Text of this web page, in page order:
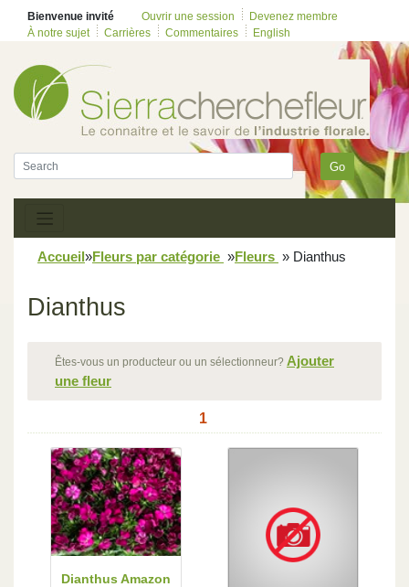
Bienvenue invité Ouvrir une session
Devenez membre
À notre sujet
Carrières Commentaires English
Go
Accueil»Fleurs par catégorie »Fleurs » Dianthus
Dianthus
Êtes-vous un producteur ou un sélectionneur? Ajouter
une fleur
1
Dianthus Amazon